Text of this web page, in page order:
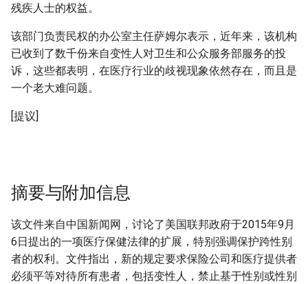
残疾人士的权益。
该部门负责民权的办公室主任萨姆尔表示，近年来，该机构
已收到了数千份来自变性人对卫生和公众服务部服务的投
诉，这些都表明，在医疗行业的歧视现象依然存在，而且是
一个老大难问题。
[提议]
摘要与附加信息
该文件来自中国新闻网，讨论了美国联邦政府于2015年9月
6日提出的一项医疗保健法律的扩展，特别强调保护跨性别
者的权利。文件指出，新的规定要求保险公司和医疗提供者
必须平等对待所有患者，包括变性人，禁止基于性别或性别